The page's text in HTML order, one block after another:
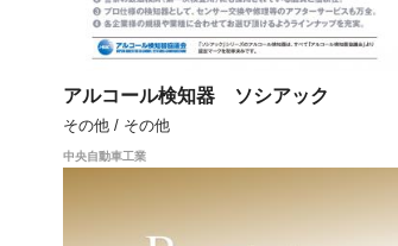
アルコール検知器 ソシアック
その他 / その他
中央自動車工業